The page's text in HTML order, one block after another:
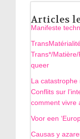
Articles
Manifeste
Trans*/
queer
La catastrophe
Conflits sur
comment vivre
Voor een
Causas y